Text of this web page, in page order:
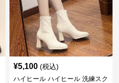
¥5,100 (税込)
ハイヒール ハイヒール 洗練スク